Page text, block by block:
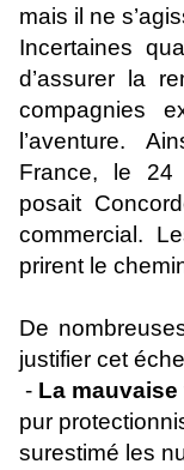
mais il ne
Incertaines
d’assurer la
compagnies
l’aventure.
France, le 24
posait
commercial.
prirent le
De
justifier cet
- La
pur
surestimé les